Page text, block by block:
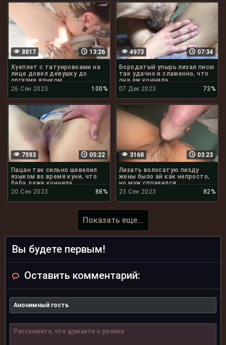
13:26
8817
Хуеплет с татуировками на
лице довел девушку до
оргазма языком
26 Сен 2023
100%
07:34
4973
Бородатый упырь лизал писю
так удачно и слаженно, что
она аж кончила
07 Дек 2023
73%
05:22
7593
Пацан так сильно шевелил
языком во время куни, что
баба даже кончила
20 Сен 2023
88%
03:23
3168
Лизать волосатую пизду
жены было ай как непросто,
но муж справился
23 Сен 2023
82%
Показать еще...
Вы будете первым!
Оставить комментарий: